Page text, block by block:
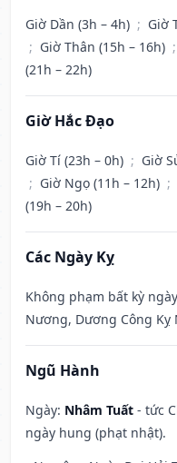
Giờ Dần (3h – 4h) ; Giờ
; Giờ Thân (15h – 16h) ;
(21h – 22h)
Giờ Hắc Đạo
Giờ Tí (23h – 0h) ; Giờ
; Giờ Ngọ (11h – 12h) ;
(19h – 20h)
Các Ngày Kỵ
Không phạm bất kỳ
Nương, Dương Công Kỵ
Ngũ Hành
Ngày: Nhâm Tuất - tức
ngày hung (phạt nhật).